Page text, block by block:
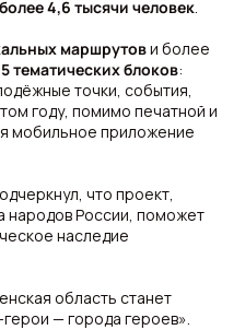
более 4,6 тысячи человек.
маршрутови более
5 тематических блоков:
точки, события,
году, помимо печатной и
мобильное приложение
что проект,
народов России, поможет
наследие
область станет
— города героев».